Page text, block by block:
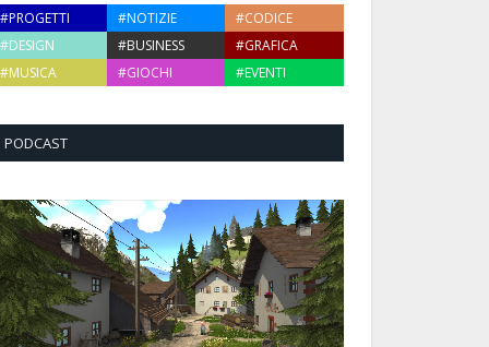
#PROGETTI #NOTIZIE
#CODICE
#DESIGN
#BUSINESS
#GRAFICA
#MUSICA
#GIOCHI #EVENTI
PODCAST